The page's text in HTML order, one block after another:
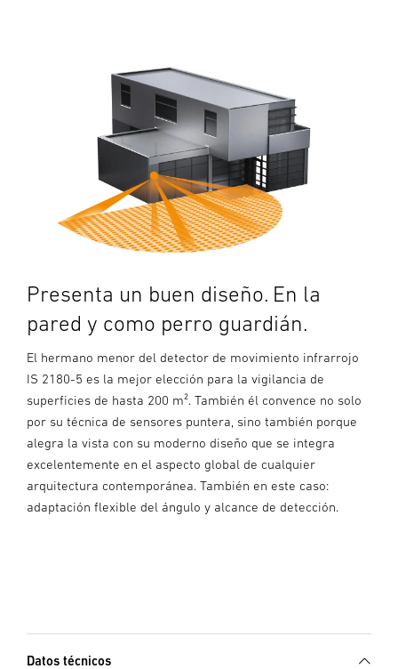
Presenta un buen diseño. En la
pared y como perro guardián.
El hermano menor del detector de movimiento infrarrojo
IS 2180-5 es la mejor elección para la vigilancia de
superficies de hasta 200 m². También él convence no solo
por su técnica de sensores puntera, sino también porque
alegra la vista con su moderno diseño que se integra
excelentemente en el aspecto global de cualquier
arquitectura contemporánea. También en este caso:
adaptación flexible del ángulo y alcance de detección.
Datos técnicos